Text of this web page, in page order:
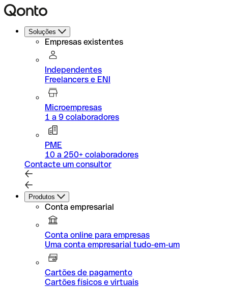
Soluções
Empresas existentes
Independentes
Freelancers e ENI
Microempresas
1 a 9 colaboradores
PME
10 a 250+ colaboradores
Contacte um consultor
Produtos
Conta empresarial
Conta online para empresas
Uma conta empresarial tudo-em-um
Cartões de pagamento
Cartões físicos e virtuais